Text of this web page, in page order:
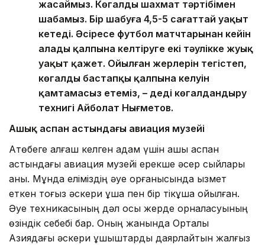
жасаймыз. Көгалды шахмат тәртібімен
шабамыз. Бір шабуға 4,5-5 сағаттай уақыт
кетеді. Әсіресе футбол матчтарынан кейін
алаңды қалпына келтіруге екі тәулікке жуық
уақыт қажет. Ойылған жерлерін тегістеп,
көгалдың бастапқы қалпына келуін
қамтамасыз етеміз, – деді көгалдандыру
технигі Айболат Нығметов.
Ашық аспан астындағы авиация музейі
Ақтөбеге алғаш келген адам үшін ашық аспан
астындағы авиация музейі ерекше әсер сыйлары
анық. Мұнда еліміздің әуе қорғанысында қызмет
еткен тоғыз әскери ұшақ пен бір тікұшақ қойылған.
Әуе техникасының дәл осы жерде орналасуының
өзіндік себебі бар. Оның жанында Орталық
Азиядағы әскери ұшқыштарды даярлайтын жалғыз